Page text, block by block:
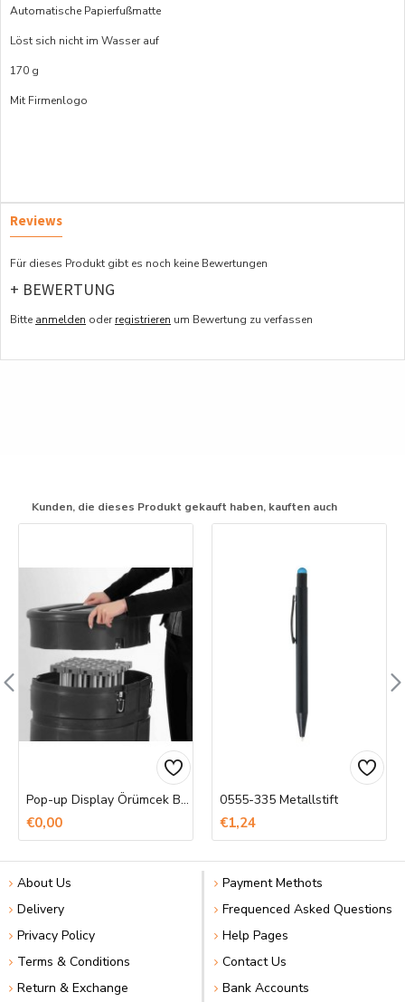
Automatische Papierfußmatte
Löst sich nicht im Wasser auf
170 g
Mit Firmenlogo
Reviews
Für dieses Produkt gibt es noch keine Bewertungen
+ BEWERTUNG
Bitte anmelden oderregistrieren um Bewertung zu verfassen
Kunden, die dieses Produkt gekauft haben, kauften auch
Pop-up Display Örümcek Banner Baskı
€0,00
0555-335 Metallstift
€1,24
About Us
Delivery
Privacy Policy
Terms & Conditions
Return & Exchange
Payment Methots
Frequenced Asked Questions
Help Pages
Contact Us
Bank Accounts